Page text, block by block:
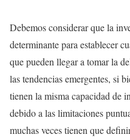
Debemos considerar que la
determinante para establecer
que pueden llegar a tomar la
las tendencias emergentes, si
tienen la misma capacidad de
debido a las limitaciones
muchas veces tienen que